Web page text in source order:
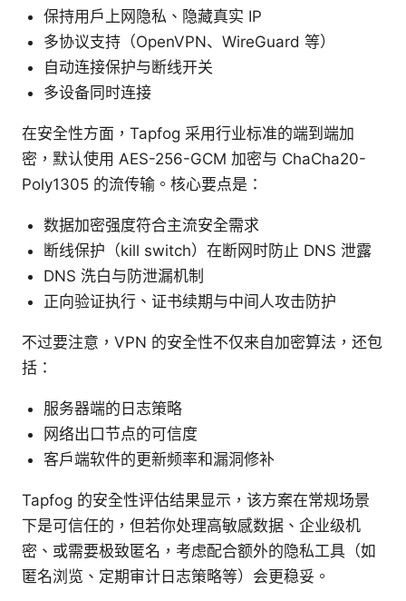
保持用户上网隐私、隐藏真实 IP
多协议支持（OpenVPN、WireGuard 等）
自动连接保护与断线开关
多设备同时连接
在安全性方面，Tapfog 采用行业标准的端到端加
密，默认使用 AES-256-GCM 加密与 ChaCha20-
Poly1305 的流传输。核心要点是：
数据加密强度符合主流安全需求
断线保护（kill switch）在断网时防止 DNS 泄露
DNS 洗白与防泄漏机制
正向验证执行、证书续期与中间人攻击防护
不过要注意，VPN 的安全性不仅来自加密算法，还包
括：
服务器端的日志策略
网络出口节点的可信度
客户端软件的更新频率和漏洞修补
Tapfog 的安全性评估结果显示，该方案在常规场景
下是可信任的，但若你处理高敏感数据、企业级机
密、或需要极致匿名，考虑配合额外的隐私工具（如
匿名浏览、定期审计日志策略等）会更稳妥。